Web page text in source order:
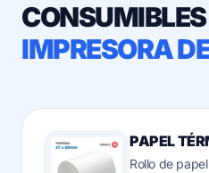
IMPRESORA
PAPEL
Rollo de